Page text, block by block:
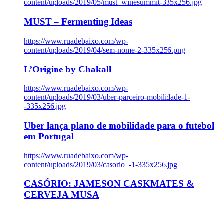
content/uploads/2019/05/must_winesummit-335x256.jpg
MUST – Fermenting Ideas
https://www.ruadebaixo.com/wp-
content/uploads/2019/04/sem-nome-2-335x256.png
L’Origine by Chakall
https://www.ruadebaixo.com/wp-
content/uploads/2019/03/uber-parceiro-mobilidade-1-
-335x256.jpg
Uber lança plano de mobilidade para o futebol
em Portugal
https://www.ruadebaixo.com/wp-
content/uploads/2019/03/casorio_-1-335x256.jpg
CASÓRIO: JAMESON CASKMATES &
CERVEJA MUSA